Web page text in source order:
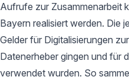
Aufrufe zur Zusammenarbeit
Bayern realisiert werden. Die
Gelder für Digitalisierungen
Datenerheber gingen und für
verwendet wurden. So